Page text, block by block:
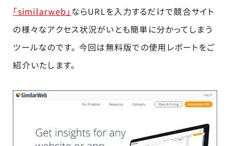
「similarweb」 ならURLを入力するだけで競合サイト
の様々なアクセス状況がいとも簡単に分かってしまう
ツールなのです。 今回は無料版での使用レポートをご
紹介いたします。